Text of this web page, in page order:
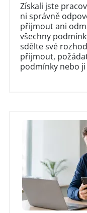
Získali jste
ni správně
přijmout ani
všechny
sdělte své
přijmout,
podmínky nebo